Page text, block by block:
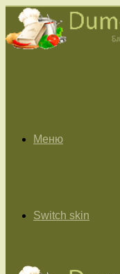
Меню
Switch skin